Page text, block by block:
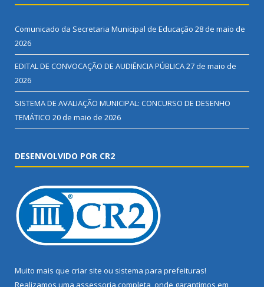
Comunicado da Secretaria Municipal de Educação 28 de maio de
2026
EDITAL DE CONVOCAÇÃO DE AUDIÊNCIA PÚBLICA27 de maio de
2026
SISTEMA DE AVALIAÇÃO MUNICIPAL: CONCURSO DE DESENHO
TEMÁTICO 20 de maio de 2026
DESENVOLVIDO POR CR2
Muito mais que criar site ou sistema para prefeituras!
Realizamos uma assessoria completa, onde garantimos em